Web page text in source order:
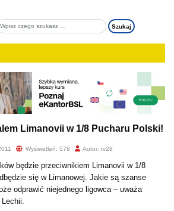
Limanovii w 1/8 Pucharu Polski!
Wyświetleń: 578 Autor: tv28
będzie przeciwnikiem Limanovii w 1/8
się w Limanowej. Jakie są szanse
odprawić niejednego ligowca – uważa